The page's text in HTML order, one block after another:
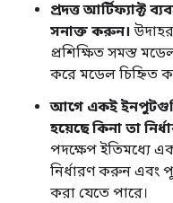
প্রদত্ত আর্টিফ্যাক্ট
সনাক্ত করুন।
প্রশিক্ষিত সমস্ত
করে মডেল চিহ্নিত
আগে একই
হয়েছে কিনা তা
পদক্ষেপ ইতিমধ্যে
নির্ধারণ করুন এবং
করা যেতে পারে।